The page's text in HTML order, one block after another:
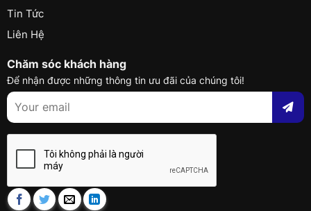
Tin Tức
Liên Hệ
Chăm sóc khách hàng
Để nhận được những thông tin ưu đãi của chúng tôi!